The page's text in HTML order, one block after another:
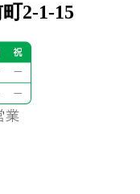
2-1-15